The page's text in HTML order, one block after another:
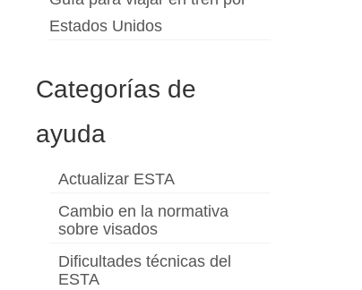
Estados Unidos
Categorías de
ayuda
Actualizar ESTA
Cambio en la normativa
sobre visados
Dificultades técnicas del
ESTA